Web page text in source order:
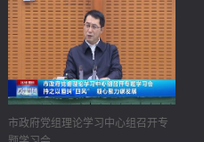
市政府党组理论学习中心组召开专